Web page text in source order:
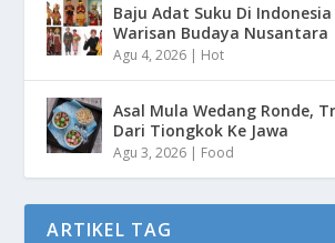
Baju Adat Suku Di
Warisan Budaya Nusantara
Agu 4, 2026 | Hot
Asal Mula Wedang Ronde,
Dari Tiongkok Ke Jawa
Agu 3, 2026 | Food
ARTIKEL TAG